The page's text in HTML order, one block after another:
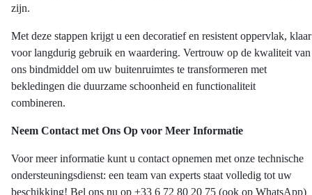
zijn.
Met deze stappen krijgt u een decoratief en resistent oppervlak, klaar
voor langdurig gebruik en waardering. Vertrouw op de kwaliteit van
ons bindmiddel om uw buitenruimtes te transformeren met
bekledingen die duurzame schoonheid en functionaliteit
combineren.
Neem Contact met Ons Op voor Meer Informatie
Voor meer informatie kunt u contact opnemen met onze technische
ondersteuningsdienst: een team van experts staat volledig tot uw
beschikking! Bel ons nu op +33 6 72 80 20 75 (ook op WhatsApp)